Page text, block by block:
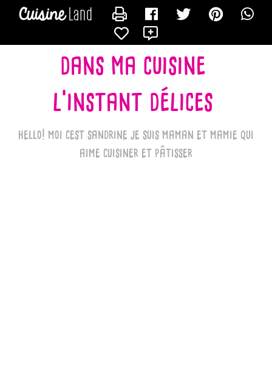
dans ma cuisine
l'instant délices
hello! moi cest sandrine je suis maman et mamie qui
aime cuisiner et pâtisser
CONTACTER LES_RECETTES_DE_SANDRINE_BK